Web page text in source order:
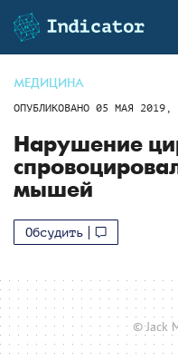
МЕДИЦИНА
ОПУБЛИКОВАНО 05 МАЯ 2019,
Нарушение
мышей
Обсудить
© Jack